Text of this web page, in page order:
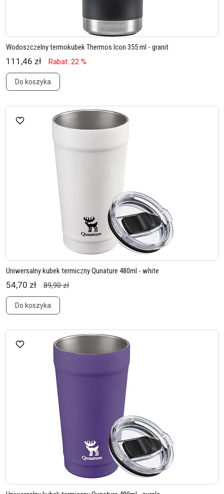
Wodoszczelny termokubek Thermos Icon 355 ml - granit
111,46 zł Rabat: 22 %
Do koszyka
Uniwersalny kubek termiczny Qunature 480ml - white
54,70 zł 89,90 zł
Do koszyka